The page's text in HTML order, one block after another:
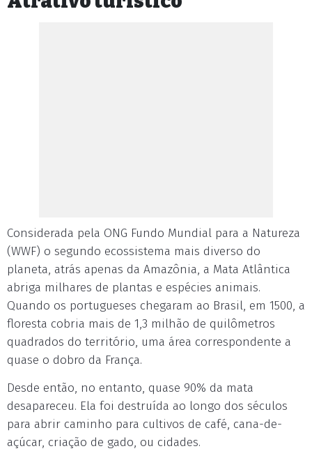
Considerada pela ONG Fundo Mundial para a Natureza
(WWF) o segundo ecossistema mais diverso do
planeta, atrás apenas da Amazônia, a Mata Atlântica
abriga milhares de plantas e espécies animais.
Quando os portugueses chegaram ao Brasil, em 1500, a
floresta cobria mais de 1,3 milhão de quilômetros
quadrados do território, uma área correspondente a
quase o dobro da França.
Desde então, no entanto, quase 90% da mata
desapareceu. Ela foi destruída ao longo dos séculos
para abrir caminho para cultivos de café, cana-de-
açúcar, criação de gado, ou cidades.